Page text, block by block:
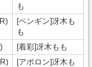
も
[ペンギン]冴木も
も
[着彩]冴木もも
[アポロン]冴木も